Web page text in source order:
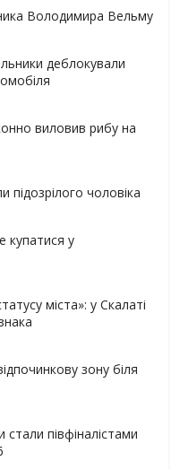
Володимира Вельму
деблокували
виловив рибу на
підозрілого чоловіка
купатися у
міста»: у Скалаті
зону біля
стали півфіналістами